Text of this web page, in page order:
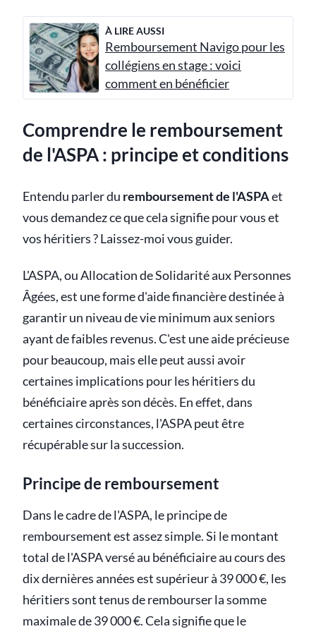
À LIRE AUSSI
Remboursement Navigo pour les
collégiens en stage : voici
comment en bénéficier
Comprendre le remboursement
de l'ASPA : principe et conditions
Entendu parler du remboursement de l'ASPAet
vous demandez ce que cela signifie pour vous et
vos héritiers ? Laissez-moi vous guider.
L'ASPA, ou Allocation de Solidarité aux Personnes
Âgées, est une forme d'aide financière destinée à
garantir un niveau de vie minimum aux seniors
ayant de faibles revenus. C'est une aide précieuse
pour beaucoup, mais elle peut aussi avoir
certaines implications pour les héritiers du
bénéficiaire après son décès. En effet, dans
certaines circonstances, l'ASPA peut être
récupérable sur la succession.
Principe de remboursement
Dans le cadre de l'ASPA, le principe de
remboursement est assez simple. Si le montant
total de l'ASPA versé au bénéficiaire au cours des
dix dernières années est supérieur à 39 000 €, les
héritiers sont tenus de rembourser la somme
maximale de 39 000 €. Cela signifie que le